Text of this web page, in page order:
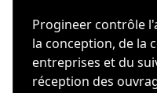
Progineer contrôle
la conception, de la
entreprises et du
réception des